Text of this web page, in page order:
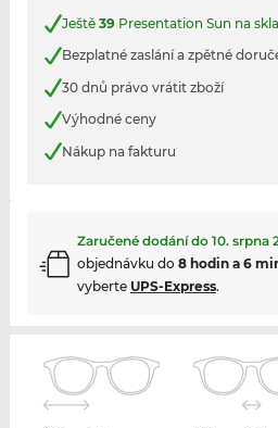
Ještě 39Presentation Sun na
Bezplatné zaslání a zpětné
30 dnů právo vrátit zboží
Výhodné ceny
Nákup na fakturu
Zaručené dodání do 10. srpna
objednávku do 8 hodin a 6
vyberte UPS-Express.